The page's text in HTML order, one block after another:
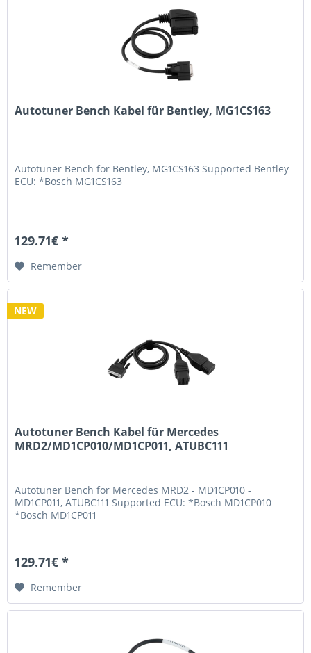
Autotuner Bench Kabel für Bentley, MG1CS163
Autotuner Bench for Bentley, MG1CS163 Supported Bentley
ECU: *Bosch MG1CS163
129.71€ *
Remember
NEW
Autotuner Bench Kabel für Mercedes
MRD2/MD1CP010/MD1CP011, ATUBC111
Autotuner Bench for Mercedes MRD2 - MD1CP010 -
MD1CP011, ATUBC111 Supported ECU: *Bosch MD1CP010
*Bosch MD1CP011
129.71€ *
Remember